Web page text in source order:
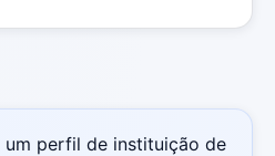
um perfil de instituição de